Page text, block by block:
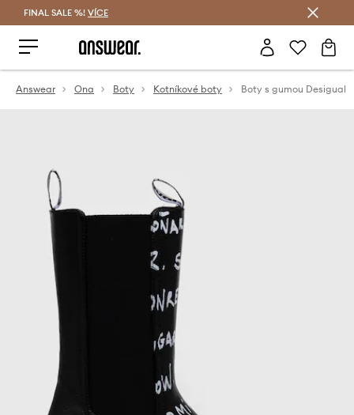
FINAL SALE %! VÍCE
Answear Ona Boty Kotníkové boty Boty s gumou Desigual